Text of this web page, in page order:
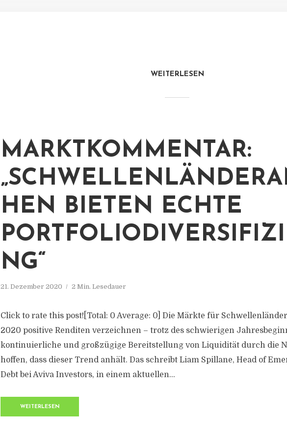
WEITERLESEN
MARKTKOMMENTAR:
HEN BIETEN ECHTE
NG“
21. Dezember 2020 2 Min. Lesedauer
Click to rate this post![Total: 0 Average: 0] Die Märkte für
2020 positive Renditen verzeichnen – trotz des schwierigen
kontinuierliche und großzügige Bereitstellung von Liquidität durch die
hoffen, dass dieser Trend anhält. Das schreibt Liam Spillane, Head of
Debt bei Aviva Investors, in einem aktuellen...
WEITERLESEN